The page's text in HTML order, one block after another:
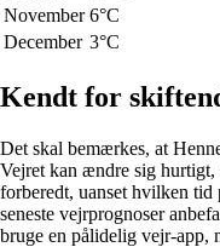
November 6°C
December 3°C
Kendt for
Det skal bemærkes, at
Vejret kan ændre sig
forberedt, uanset hvilken tid
seneste vejrprognoser
bruge en pålidelig vejr-app,